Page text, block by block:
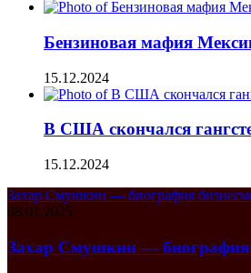
Бензиновая мафия
15.12.2024
В США скончался
15.12.2024
Захар Смушкин — биография
08.01.2025
Захар Смушкин — биография